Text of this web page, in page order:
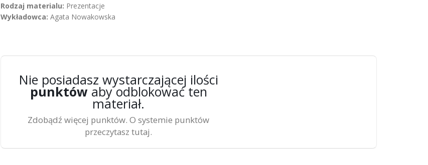
Rodzaj materialu: Prezentacje
Wykładowca: Agata Nowakowska
Nie posiadasz wystarczającej ilości
punktów aby odblokować ten
materiał.
Zdobądź więcej punktów. O systemie punktów
przeczytasz tutaj.